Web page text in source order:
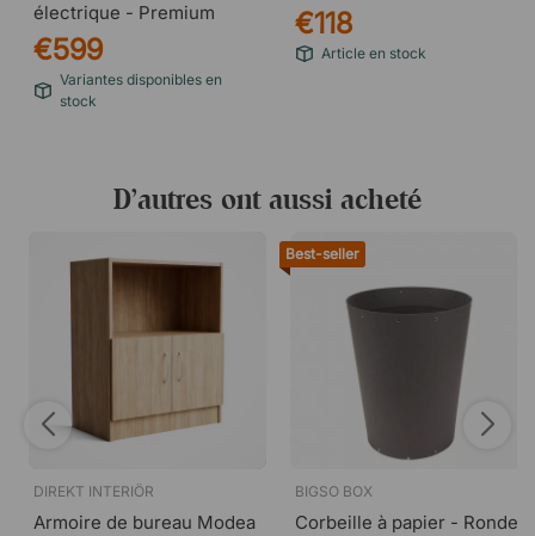
électrique - Premium
€599
Variantes disponibles en
stock
€118
Article en stock
D’autres ont aussi acheté
DIREKT INTERIÖR
Armoire de bureau Modea
Best-seller
BIGSO BOX
Corbeille à papier - Ronde